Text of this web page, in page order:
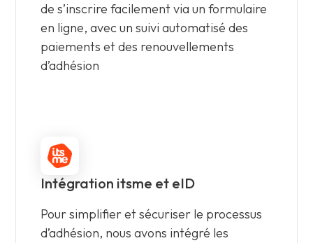
de s’inscrire facilement via un formulaire
en ligne, avec un suivi automatisé des
paiements et des renouvellements
d’adhésion
Intégration itsme et eID
Pour simplifier et sécuriser le processus
d’adhésion, nous avons intégré les